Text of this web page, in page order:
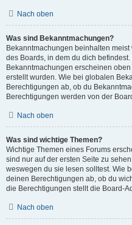
Nach oben
Was sind Bekanntmachungen?
Bekanntmachungen beinhalten
des Boards, in dem du dich befindest.
Bekanntmachungen erscheinen
erstellt wurden. Wie bei globalen
Berechtigungen ab, ob du
Berechtigungen werden von der
Nach oben
Was sind wichtige Themen?
Wichtige Themen eines Forums
sind nur auf der ersten Seite zu
weswegen du sie lesen solltest. Wie
deinen Berechtigungen ab, ob du
die Berechtigungen stellt die Board-
Nach oben